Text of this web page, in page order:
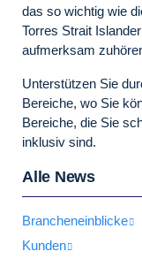
das so wichtig wie
Torres Strait
aufmerksam
Unterstützen Sie
Bereiche, wo Sie
Bereiche, die Sie
inklusiv sind.
Alle News
Brancheneinblicke
Kunden